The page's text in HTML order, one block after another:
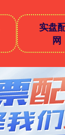
实盘
网